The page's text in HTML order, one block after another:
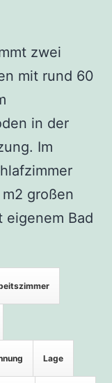
zwei
mit rund 60
in der
Im
großen
eigenem Bad
Lage